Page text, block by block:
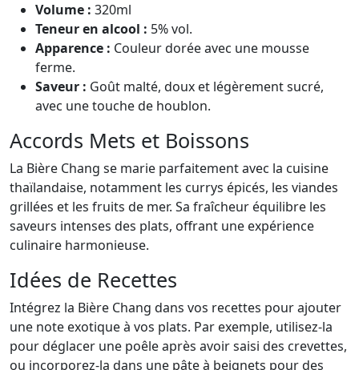
Volume : 320ml
Teneur en alcool : 5% vol.
Apparence : Couleur dorée avec une mousse
ferme.
Saveur : Goût malté, doux et légèrement sucré,
avec une touche de houblon.
Accords Mets et Boissons
La Bière Chang se marie parfaitement avec la cuisine
thaïlandaise, notamment les currys épicés, les viandes
grillées et les fruits de mer. Sa fraîcheur équilibre les
saveurs intenses des plats, offrant une expérience
culinaire harmonieuse.
Idées de Recettes
Intégrez la Bière Chang dans vos recettes pour ajouter
une note exotique à vos plats. Par exemple, utilisez-la
pour déglacer une poêle après avoir saisi des crevettes,
ou incorporez-la dans une pâte à beignets pour des